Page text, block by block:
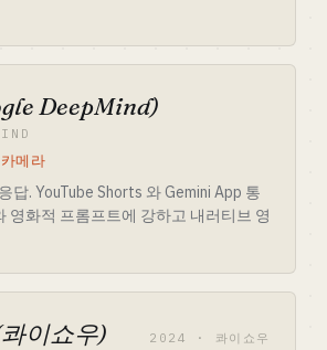
DeepMind)
메라
답. YouTube Shorts 와 Gemini App 통
영화적 프롬프트에 강하고 내러티브 영
이쇼우) 2024 · 콰이쇼우